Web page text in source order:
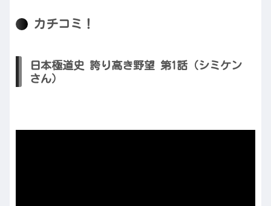
カチコミ！
日本極道史 誇り高き野望 第1話（シミケン
さん）